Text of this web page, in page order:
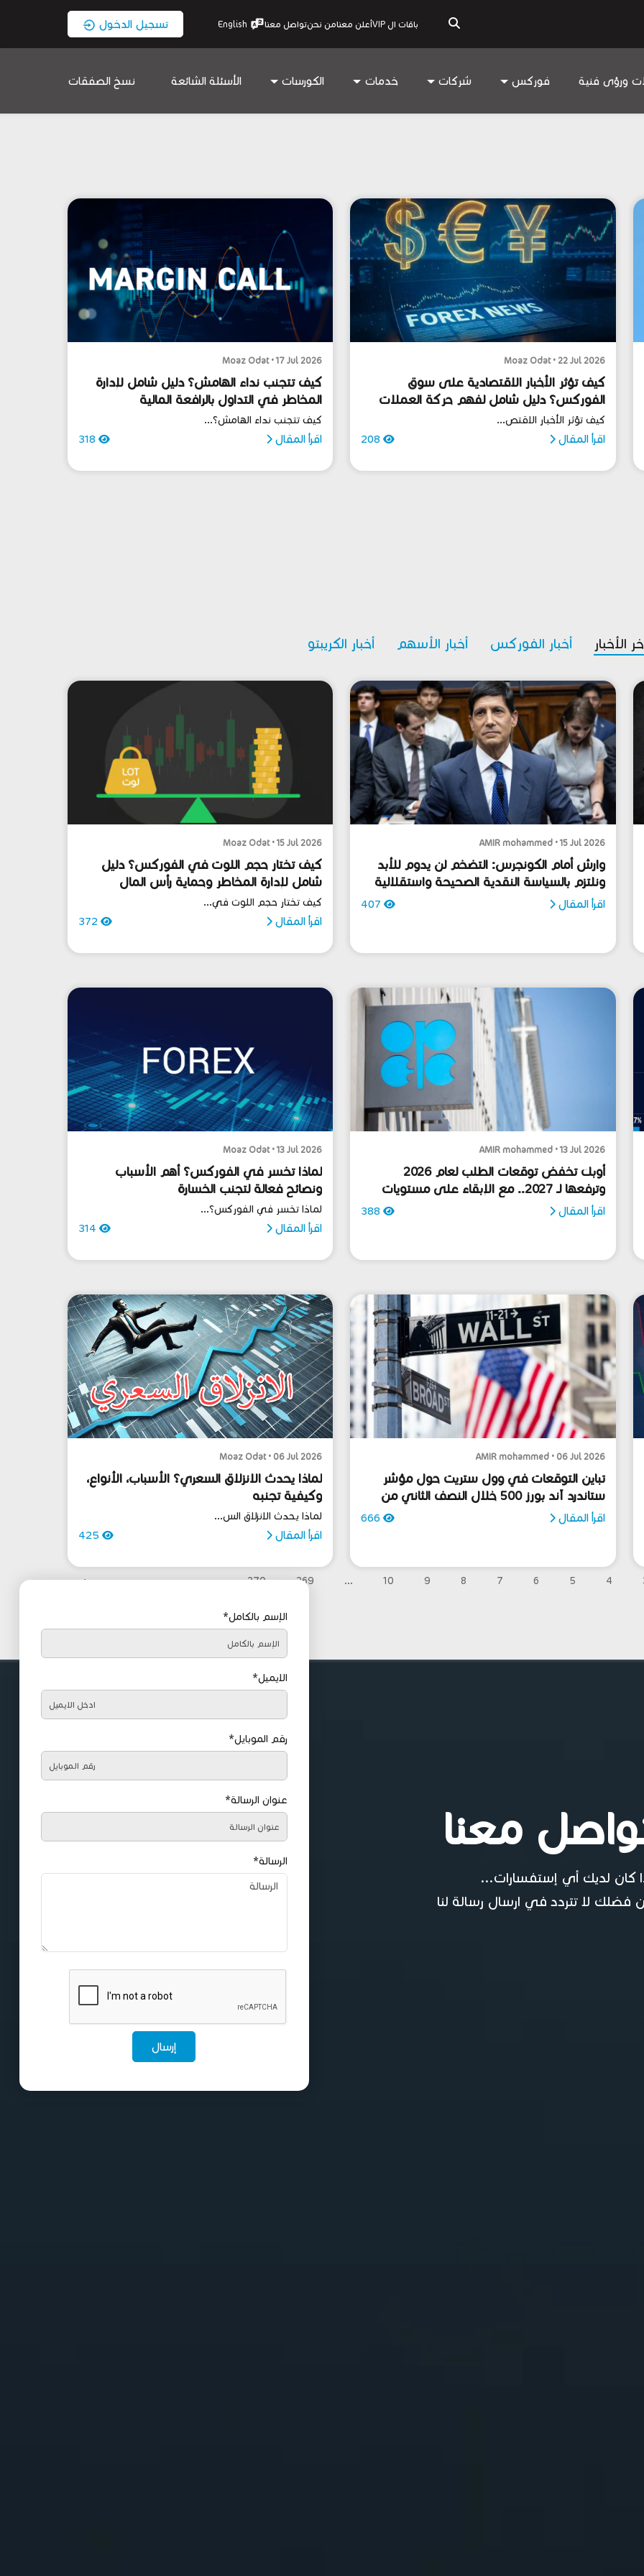
باقات ال VIP أعلن معنامن نحنتواصل معنا English تسجيل الدخول
ورؤى فنية فوركس شركات خدمات الكورسات الأسئلة الشائعة نسخ الصفقات
Moaz Odat • 22 Jul 2026
كيف تؤثر الأخبار الاقتصادية على سوق
الفوركس؟ دليل شامل لفهم حركة العملات
كيف تؤثر الأخبار الاقتص...
اقرأ المقال 208
Moaz Odat • 17 Jul 2026
كيف تتجنب نداء الهامش؟ دليل شامل لإدارة
المخاطر في التداول بالرافعة المالية
كيف تتجنب نداء الهامش؟...
اقرأ المقال 318
الأخبار أخبار الفوركس أخبار الأسهم أخبار الكريبتو
AMIR mohammed • 15 Jul 2026
وارش أمام الكونجرس: التضخم لن يدوم للأبد
ونلتزم بالسياسة النقدية الصحيحة واستقلالية
القرار المركزي
اقرأ المقال 407
Moaz Odat • 15 Jul 2026
كيف تختار حجم اللوت في الفوركس؟ دليل
شامل لإدارة المخاطر وحماية رأس المال
كيف تختار حجم اللوت في...
اقرأ المقال 372
AMIR mohammed • 13 Jul 2026
أوبك تخفض توقعات الطلب لعام 2026
وترفعها لـ 2027.. مع الإبقاء على مستويات
النمو الاقتصادي دون تغيير
اقرأ المقال 388
Moaz Odat • 13 Jul 2026
لماذا تخسر في الفوركس؟ أهم الأسباب
ونصائح فعالة لتجنب الخسارة
لماذا تخسر في الفوركس؟...
اقرأ المقال 314
AMIR mohammed • 06 Jul 2026
تباين التوقعات في وول ستريت حول مؤشر
ستاندرد آند بورز 500 خلال النصف الثاني من
2026
اقرأ المقال 666
Moaz Odat • 06 Jul 2026
لماذا يحدث الانزلاق السعري؟ الأسباب، الأنواع،
وكيفية تجنبه
لماذا يحدث الانزلاق الس...
اقرأ المقال 425
4
5
6
7
8
9
10
...
269
270
›
معنا
كان لديك أي إستفسارات...
فضلك لا تتردد في ارسال رسالة لنا
الإسم بالكامل*
الايميل*
رقم الموبايل*
عنوان الرسالة*
الرسالة*
إرسال